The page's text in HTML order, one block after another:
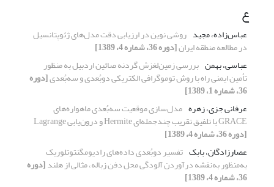
ع
عباس‌زاده، مجید روشی نوین در ارزیابی دقت مدل‌های ژئوپتانسیل
در مطالعه منطقه ایران[دوره 36، شماره 4، 1389]
عباسی، بهمن بررسی زمین‌لغزش گردنه صائین اردبیل به منظور
تأمین ایمنی راه با روش توموگرافی الکتریکی دوبُعدی و سه‌بُعدی[دوره
36، شماره 1، 1389]
عرفانی جزی، زهره مدل‌سازی موقعیت سه‌بُعدی ماهواره‌های
GRACE با تلفیق تقریب چندجمله‌ای Hermite و درون‌یابی Lagrange
[دوره 36، شماره 4، 1389]
عصارزادگان، بابک تفسیر دوبُعدی داده‌های رادیومگنتوتلوریک
به‌منظور به‌نقشه درآوردن آلودگی محل دفن زباله، مثالی از هلند[دوره
36، شماره 4، 1389]